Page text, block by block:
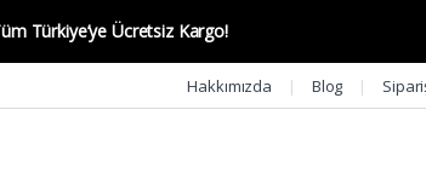
Türkiye’ye Ücretsiz Kargo!
Hakkımızda Blog